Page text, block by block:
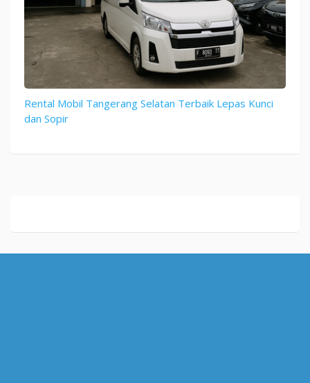
Rental Mobil Tangerang Selatan Terbaik Lepas Kunci
dan Sopir